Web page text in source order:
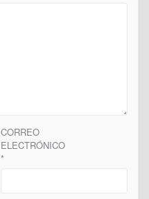
CORREO
ELECTRÓNICO
*